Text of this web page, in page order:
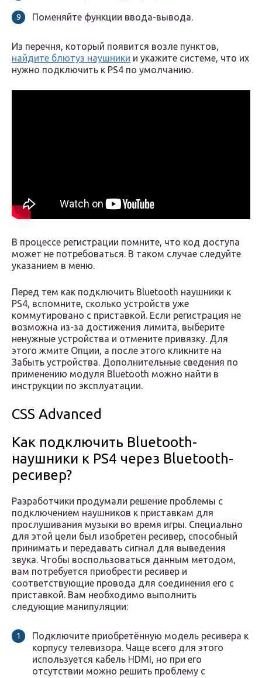
Поменяйте функции ввода-вывода.
Из перечня, который появится возле пунктов,
найдите блютуз наушники и укажите системе, что их
нужно подключить к PS4 по умолчанию.
В процессе регистрации помните, что код доступа
может не потребоваться. В таком случае следуйте
указанием в меню.
Перед тем как подключить Bluetooth наушники к
PS4, вспомните, сколько устройств уже
коммутировано с приставкой. Если регистрация не
возможна из-за достижения лимита, выберите
ненужные устройства и отмените привязку. Для
этого жмите Опции, а после этого кликните на
Забыть устройства. Дополнительные сведения по
применению модуля Bluetooth можно найти в
инструкции по эксплуатации.
CSS Advanced
Как подключить Bluetooth-
наушники к PS4 через Bluetooth-
ресивер?
Разработчики продумали решение проблемы с
подключением наушников к приставкам для
прослушивания музыки во время игры. Специально
для этой цели был изобретён ресивер, способный
принимать и передавать сигнал для выведения
звука. Чтобы воспользоваться данным методом,
вам потребуется приобрести ресивер и
соответствующие провода для соединения его с
приставкой. Вам необходимо выполнить
следующие манипуляции:
Подключите приобретённую модель ресивера к
корпусу телевизора. Чаще всего для этого
используется кабель HDMI, но при его
отсутствии можно решить проблему с